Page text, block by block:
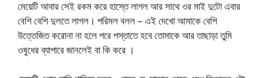
মেয়েটি আবার সেই রকম করে হাস্তে লাগল আর সাথে ওর মাই দুটো এবার
বেশি বেশি দুলতে লাগল। পরিমল বলল – এই দেখো আমাকে বেশি
উত্তেজিত করোনা না হলে পরে পস্তাতে হবে তোমাকে আর তাছাড়া তুমি
ওষুধের ব্যাপারে জানলেই বা কি করে ।